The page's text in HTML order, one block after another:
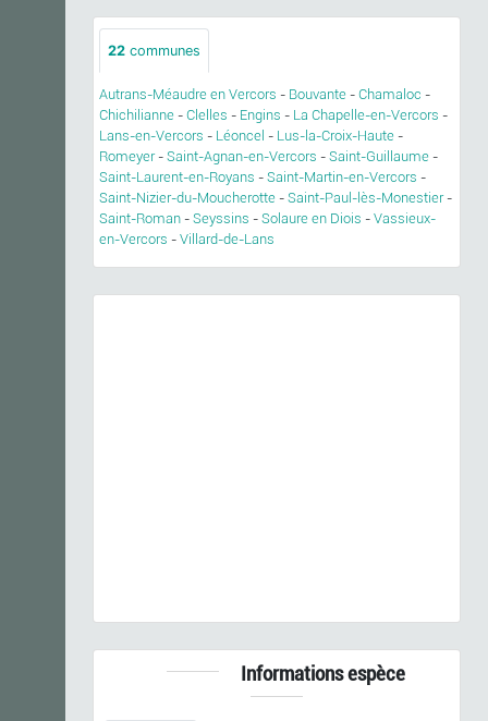
22 communes
Autrans-Méaudre en Vercors - Bouvante - Chamaloc -
Chichilianne - Clelles - Engins - La Chapelle-en-Vercors -
Lans-en-Vercors - Léoncel - Lus-la-Croix-Haute -
Romeyer- Saint-Agnan-en-Vercors - Saint-Guillaume -
Saint-Laurent-en-Royans - Saint-Martin-en-Vercors -
Saint-Nizier-du-Moucherotte - Saint-Paul-lès-Monestier-
Saint-Roman - Seyssins - Solaure en Diois - Vassieux-
en-Vercors - Villard-de-Lans
Informations espèce